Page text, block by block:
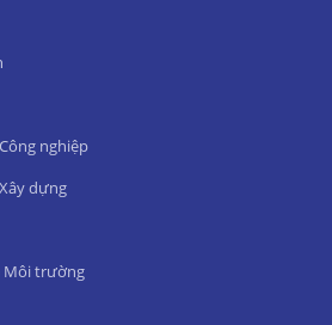
nghiệp
dựng
Môi trường